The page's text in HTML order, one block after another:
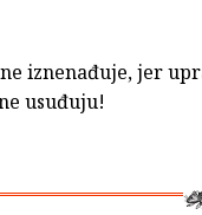
iznenađuje, jer
usuđuju!